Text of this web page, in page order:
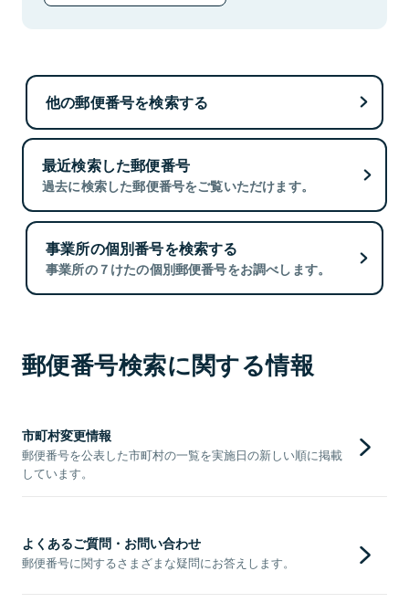
他の郵便番号を検索する
最近検索した郵便番号
過去に検索した郵便番号をご覧いただけます。
事業所の個別番号を検索する
事業所の７けたの個別郵便番号をお調べします。
郵便番号検索に関する情報
市町村変更情報
郵便番号を公表した市町村の一覧を実施日の新しい順に掲載
しています。
よくあるご質問・お問い合わせ
郵便番号に関するさまざまな疑問にお答えします。